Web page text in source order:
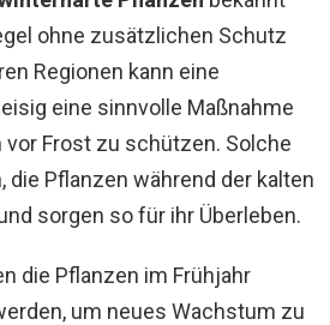
ohne zusätzlichen Schutz
Regionen kann eine
eine sinnvolle Maßnahme
vor Frost zu schützen. Solche
die Pflanzen während der kalten
sorgen so für ihr Überleben.
die Pflanzen im Frühjahr
um neues Wachstum zu